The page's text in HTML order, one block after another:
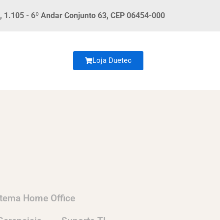
- 6º Andar Conjunto 63, CEP 06454-000
Loja Duetec
Home Office